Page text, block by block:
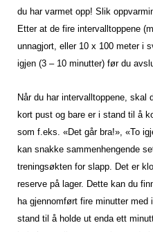
du har varmet opp! Slik
Etter at de fire intervalltoppene
unnagjort, eller 10 x 100 meter i
igjen (3 – 10 minutter) før du
Når du har intervalltoppene,
kort pust og bare er i stand til å
som f.eks. «Det går bra!», «To
kan snakke sammenhengende
treningsøkten for slapp. Det er
reserve på lager. Dette kan du
ha gjennomført fire minutter
stand til å holde ut enda ett